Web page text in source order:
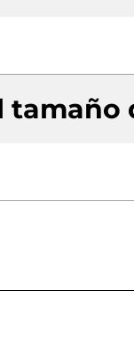
tamaño